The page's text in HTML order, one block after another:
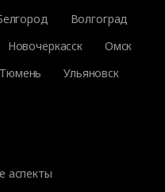
Волгоград
Новочеркасск
Омск
Тюмень
Ульяновск
аспекты